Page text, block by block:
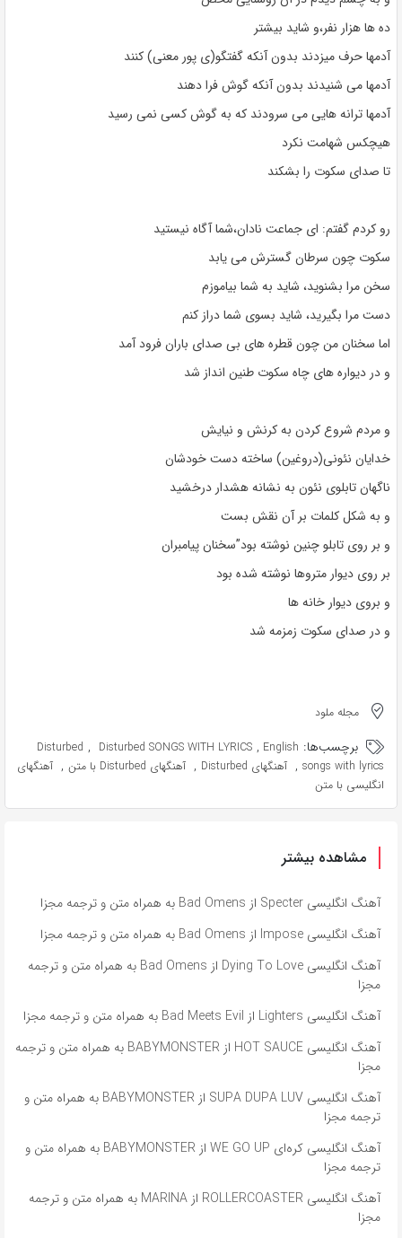
ده ها هزار نفر،و شاید بیشتر
آدمها حرف میزدند بدون آنکه گفتگو(ی پور معنی) کنند
آدمها می شنیدند بدون آنکه گوش فرا دهند
آدمها ترانه هایی می سرودند که به گوش کسی نمی رسید
هیچکس شهامت نکرد
تا صدای سکوت را بشکند
رو کردم گفتم: ای جماعت نادان،شما آگاه نیستید
سکوت چون سرطان گسترش می یابد
سخن مرا بشنوید، شاید به شما بیاموزم
دست مرا بگیرید، شاید بسوی شما دراز کنم
اما سخنان من چون قطره های بی صدای باران فرود آمد
و در دیواره های چاه سکوت طنین انداز شد
و مردم شروع کردن به کرنش و نیایش
خدایان نئونی(دروغین) ساخته دست خودشان
ناگهان تابلوی نئون به نشانه هشدار درخشید
و به شکل کلمات بر آن نقش بست
و بر روی تابلو چنین نوشته بود”سخنان پیامبران
بر روی دیوار متروها نوشته شده بود
و بروی دیوار خانه ها
و در صدای سکوت زمزمه شد
مجله ملود
برچسب‌ها: Disturbed , Disturbed SONGS WITH LYRICS , English
songs with lyrics
, آهنگهای Disturbed , آهنگهای Disturbed با متن , آهنگهای
انگلیسی با متن
مشاهده بیشتر
آهنگ انگلیسی Specter از Bad Omens به همراه متن و ترجمه مجزا
آهنگ انگلیسی Impose از Bad Omens به همراه متن و ترجمه مجزا
آهنگ انگلیسی Dying To Love از Bad Omens به همراه متن و ترجمه
مجزا
آهنگ انگلیسی Lighters از Bad Meets Evil به همراه متن و ترجمه مجزا
آهنگ انگلیسی HOT SAUCE از BABYMONSTER به همراه متن و ترجمه
مجزا
آهنگ انگلیسی SUPA DUPA LUV از BABYMONSTER به همراه متن و
ترجمه مجزا
آهنگ انگلیسی کره‌ای WE GO UP از BABYMONSTER به همراه متن و
ترجمه مجزا
آهنگ انگلیسی ROLLERCOASTER از MARINA به همراه متن و ترجمه
مجزا